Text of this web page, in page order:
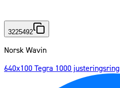
3225492
Norsk Wavin
640x100 Tegra 1000 justeringsring